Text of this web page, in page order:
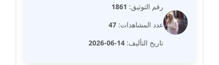
مدونة سارة سعيد
عاملة
مدونة سالي علاء الدين
رقم التوثيق: 1861
عدد المشاهدات: 47
تاريخ التأليف: 14-06-2026